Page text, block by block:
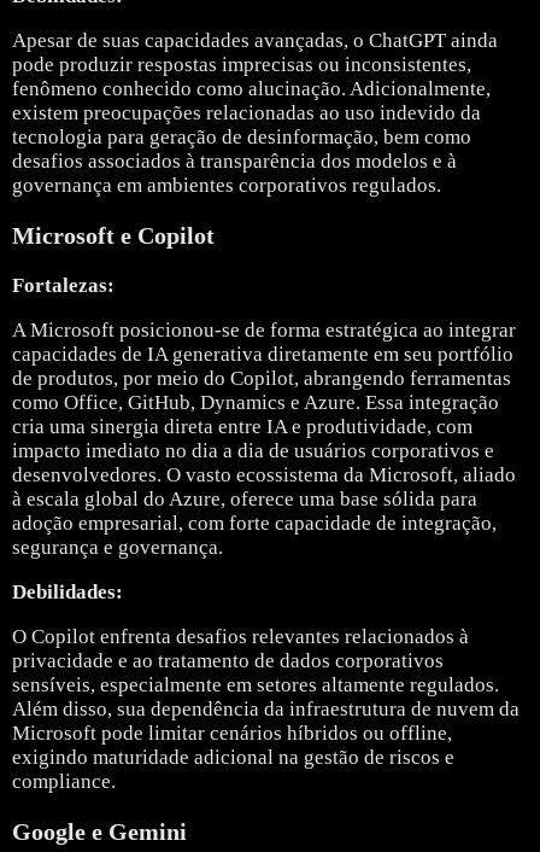
Apesar de suas capacidades avançadas, o ChatGPT ainda
pode produzir respostas imprecisas ou inconsistentes,
fenômeno conhecido como alucinação. Adicionalmente,
existem preocupações relacionadas ao uso indevido da
tecnologia para geração de desinformação, bem como
desafios associados à transparência dos modelos e à
governança em ambientes corporativos regulados.
Microsoft e Copilot
Fortalezas:
AMicrosoft posicionou-se de forma estratégica ao integrar
capacidades de IA generativa diretamente em seu portfólio
de produtos, por meio do Copilot, abrangendo ferramentas
como Office, GitHub, Dynamics e Azure. Essa integração
cria uma sinergia direta entre IA e produtividade, com
impacto imediato no dia a dia de usuários corporativos e
desenvolvedores. O vasto ecossistema da Microsoft, aliado
à escala global do Azure, oferece uma base sólida para
adoção empresarial, com forte capacidade de integração,
segurança e governança.
Debilidades:
O Copilot enfrenta desafios relevantes relacionados à
privacidade e ao tratamento de dados corporativos
sensíveis, especialmente em setores altamente regulados.
Além disso, sua dependência da infraestrutura de nuvem da
Microsoft pode limitar cenários híbridos ou offline,
exigindo maturidade adicional na gestão de riscos e
compliance.
Google e Gemini